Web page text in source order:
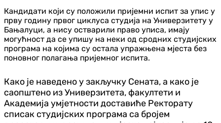
Кандидати који су положили пријемни испит за упис у
прву годину првог циклуса студија на Универзитету у
Бањалуци, а нису остварили право уписа, имају
могућност да се упишу на неки од сродних студијских
програма на којима су остала упражњена мјеста без
поновног полагања пријемног испита.
Како је наведено у закључку Сената, а како је
саопштено из Универзитета, факултети и
Академија умјетности доставиће Ректорату
списак студијских програма са бројем